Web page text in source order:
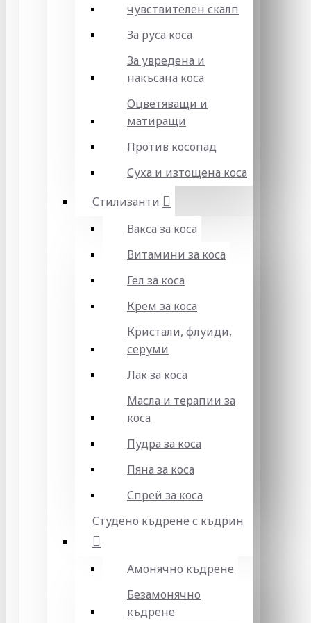
чувствителен скалп
За руса коса
За увредена и
накъсана коса
Оцветяващи и
матиращи
Против косопад
Суха и изтощена коса
Стилизанти
Вакса за коса
Витамини за коса
Гел за коса
Крем за коса
Кристали, флуиди,
серуми
Лак за коса
Масла и терапии за
коса
Пудра за коса
Пяна за коса
Спрей за коса
Студено къдрене с къдрин
Амонячно къдрене
Безамонячно
къдрене